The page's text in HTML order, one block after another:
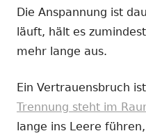
Die Anspannung ist
läuft, hält es
mehr lange aus.
Ein Vertrauensbruch
Trennung steht im
lange ins Leere